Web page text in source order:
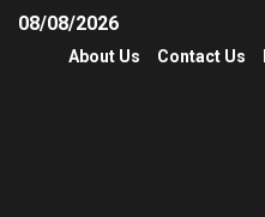
08/08/2026
About Us Contact Us